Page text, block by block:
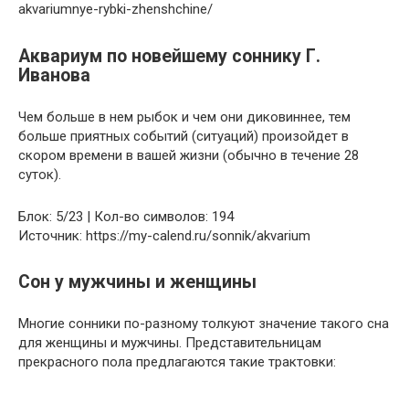
akvariumnye-rybki-zhenshchine/
Аквариум по новейшему соннику Г.
Иванова
Чем больше в нем рыбок и чем они диковиннее, тем
больше приятных событий (ситуаций) произойдет в
скором времени в вашей жизни (обычно в течение 28
суток).
Блок: 5/23 | Кол-во символов: 194
Источник: https://my-calend.ru/sonnik/akvarium
Сон у мужчины и женщины
Многие сонники по-разному толкуют значение такого сна
для женщины и мужчины. Представительницам
прекрасного пола предлагаются такие трактовки: